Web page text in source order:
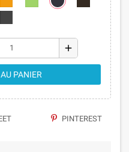
add
PANIER
PINTEREST